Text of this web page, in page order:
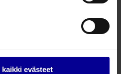
kaikki evästeet
Lymfaödeeman hoito
Optimal -letkusto ja